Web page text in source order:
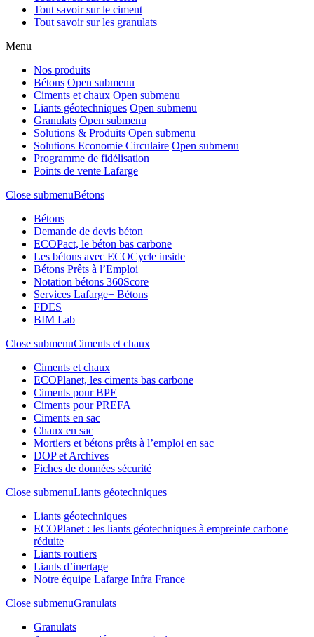
Tout savoir sur le ciment
Tout savoir sur les granulats​
Menu
Nos produits
Bétons Open submenu
Ciments et chaux Open submenu
Liants géotechniques Open submenu
Granulats Open submenu
Solutions & Produits Open submenu
Solutions Economie Circulaire Open submenu
Programme de fidélisation
Points de vente Lafarge
Close submenuBétons
Bétons
Demande de devis béton
ECOPact, le béton bas carbone
Les bétons avec ECOCycle inside
Bétons Prêts à l’Emploi
Notation bétons 360Score
Services Lafarge+ Bétons
FDES
BIM Lab
Close submenuCiments et chaux
Ciments et chaux
ECOPlanet, les ciments bas carbone
Ciments pour BPE
Ciments pour PREFA
Ciments en sac
Chaux en sac
Mortiers et bétons prêts à l’emploi en sac
DOP et Archives
Fiches de données sécurité
Close submenuLiants géotechniques
Liants géotechniques
ECOPlanet : les liants géotechniques à empreinte carbone
réduite
Liants routiers
Liants d’inertage
Notre équipe Lafarge Infra France
Close submenuGranulats
Granulats